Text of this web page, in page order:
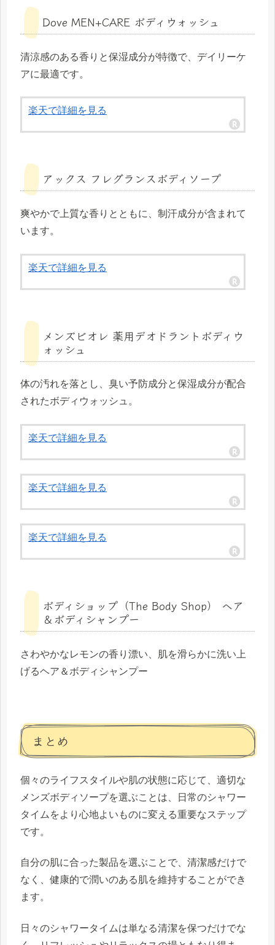
Dove MEN+CARE ボディウォッシュ
清涼感のある香りと保湿成分が特徴で、デイリーケ
アに最適です。
楽天で詳細を見る
アックス フレグランスボディソープ
爽やかで上質な香りとともに、制汗成分が含まれて
います。
楽天で詳細を見る
メンズビオレ 薬用デオドラントボディウ
ォッシュ
体の汚れを落とし、臭い予防成分と保湿成分が配合
されたボディウォッシュ。
楽天で詳細を見る
楽天で詳細を見る
楽天で詳細を見る
ボディショップ（The Body Shop） ヘア
＆ボディシャンプー
さわやかなレモンの香り漂い、肌を滑らかに洗い上
げるヘア＆ボディシャンプー
まとめ
個々のライフスタイルや肌の状態に応じて、適切な
メンズボディソープを選ぶことは、日常のシャワー
タイムをより心地よいものに変える重要なステップ
です。
自分の肌に合った製品を選ぶことで、清潔感だけで
なく、健康的で潤いのある肌を維持することができ
ます。
日々のシャワータイムは単なる清潔を保つだけでな